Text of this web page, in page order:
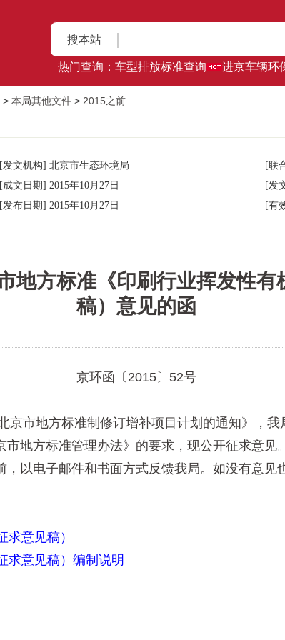
搜本站
热门查询： 车型排放标准查询 进京车辆环
> 本局其他文件 > 2015之前
[发文机构] 北京市生态环境局
[联
[成文日期] 2015年10月27日
[发
[发布日期] 2015年10月27日
[有
地方标准《印刷行业挥发性
稿）意见的函
京环函〔2015〕52号
市地方标准制修订增补项目计划的通知》，我
地方标准管理办法》的要求，现公开征求意见。
以电子邮件和书面方式反馈我局。如没有意见
求意见稿）
求意见稿）编制说明